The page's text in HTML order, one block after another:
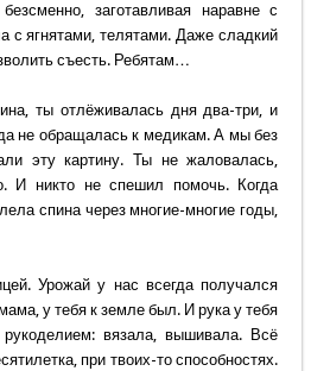
заготавливая наравне с
с ягнятами, телятами. Даже сладкий
съесть. Ребятам…
ты отлёживалась дня два-три, и
не обращалась к медикам. А мы без
эту картину. Ты не жаловалась,
И никто не спешил помочь. Когда
спина через многие-многие годы,
Урожай у нас всегда получался
у тебя к земле был. И рука у тебя
вязала, вышивала. Всё
при твоих-то способностях.